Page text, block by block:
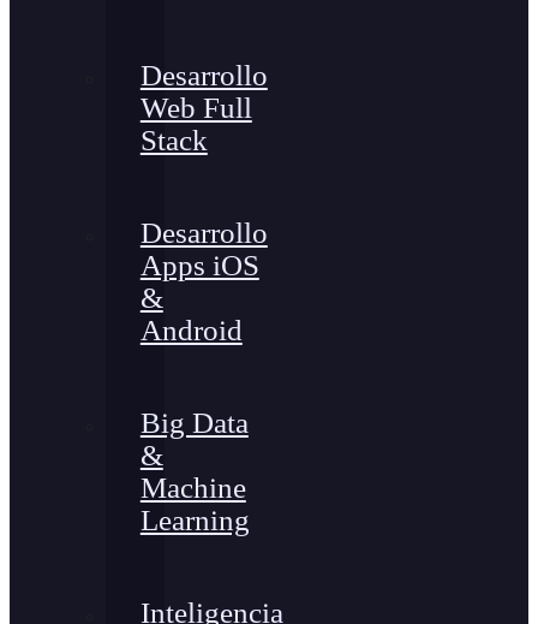
Desarrollo
Web Full
Stack
Desarrollo
Apps iOS
&
Android
Big Data
&
Machine
Learning
Inteligencia